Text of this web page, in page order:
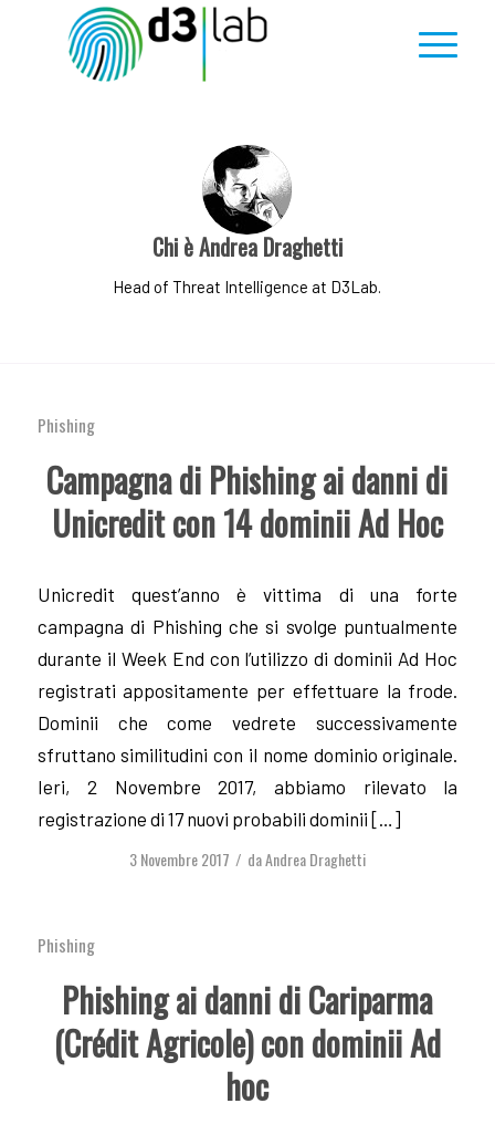
Chi èAndrea Draghetti
Head of Threat Intelligence at D3Lab.
Phishing
Campagna di Phishing ai danni di
Unicredit con 14 dominii Ad Hoc
Unicredit quest’anno è vittima di una forte
campagna di Phishing che si svolge puntualmente
durante il Week End con l’utilizzo di dominii Ad Hoc
registrati appositamente per effettuare la frode.
Dominii che come vedrete successivamente
sfruttano similitudini con il nome dominio originale.
Ieri, 2 Novembre 2017, abbiamo rilevato la
registrazione di 17 nuovi probabili dominii […]
3 Novembre 2017 / daAndrea Draghetti
Phishing
Phishing ai danni di Cariparma
(Crédit Agricole) con dominii Ad
hoc